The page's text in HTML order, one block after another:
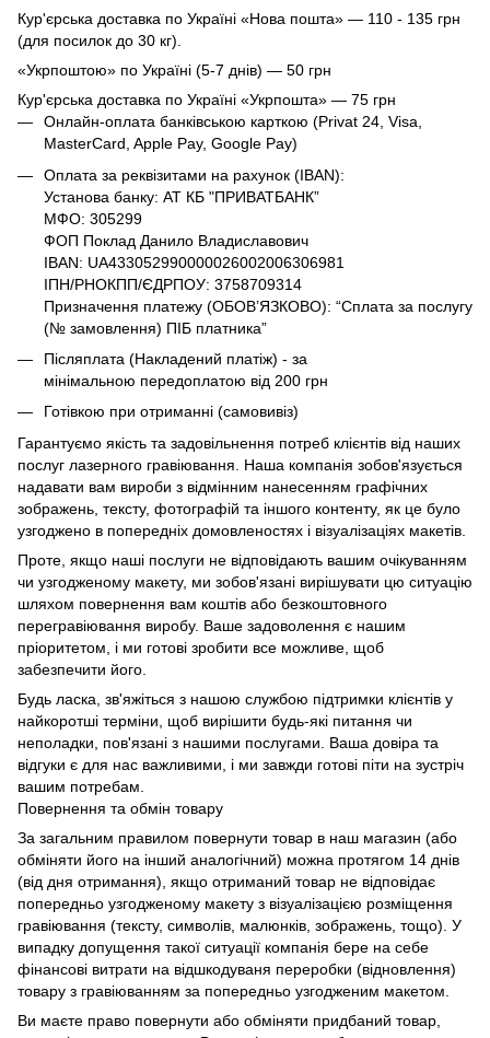
Кур'єрська доставка по Україні «Нова пошта» — 110 - 135 грн
(для посилок до 30 кг).
«Укрпоштою» по Україні (5-7 днів) — 50 грн
Кур'єрська доставка по Україні «Укрпошта» — 75 грн
Онлайн-оплата банківською карткою (Privat 24, Visa,
MasterCard, Apple Pay, Google Pay)
Оплата за реквізитами на рахунок (IBAN):
Установа банку: АТ КБ "ПРИВАТБАНК”
МФО: 305299
ФОП Поклад Данило Владиславович
IBAN: UA433052990000026002006306981
ІПН/РНОКПП/ЄДРПОУ: 3758709314
Призначення платежу (ОБОВ’ЯЗКОВО): “Сплата за послугу
(№ замовлення) ПІБ платника”
Післяплата (Накладений платіж) - за
мінімальною передоплатою від 200 грн
Готівкою при отриманні (самовивіз)
Гарантуємо якість та задовільнення потреб клієнтів від наших
послуг лазерного гравіювання. Наша компанія зобов'язується
надавати вам вироби з відмінним нанесенням графічних
зображень, тексту, фотографій та іншого контенту, як це було
узгоджено в попередніх домовленостях і візуалізаціях макетів.
Проте, якщо наші послуги не відповідають вашим очікуванням
чи узгодженому макету, ми зобов'язані вирішувати цю ситуацію
шляхом повернення вам коштів або безкоштовного
перегравіювання виробу. Ваше задоволення є нашим
пріоритетом, і ми готові зробити все можливе, щоб
забезпечити його.
Будь ласка, зв'яжіться з нашою службою підтримки клієнтів у
найкоротші терміни, щоб вирішити будь-які питання чи
неполадки, пов'язані з нашими послугами. Ваша довіра та
відгуки є для нас важливими, і ми завжди готові піти на зустріч
вашим потребам.
Повернення та обмін товару
За загальним правилом повернути товар в наш магазин (або
обміняти його на інший аналогічний) можна протягом 14 днів
(від дня отримання), якщо отриманий товар не відповідає
попередньо узгодженому макету з візуалізацією розміщення
гравіювання (тексту, символів, малюнків, зображень, тощо). У
випадку допущення такої ситуації компанія бере на себе
фінансові витрати на відшкодуваня переробки (відновлення)
товару з гравіюванням за попередньо узгодженим макетом.
Ви маєте право повернути або обміняти придбаний товар,